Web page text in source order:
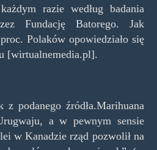
razie według badania
Fundację Batorego. Jak
Polaków opowiedziało się
[wirtualnemedia.pl].
z podanego źródła.Marihuana
a w pewnym sensie
w Kanadzie rząd pozwolił na